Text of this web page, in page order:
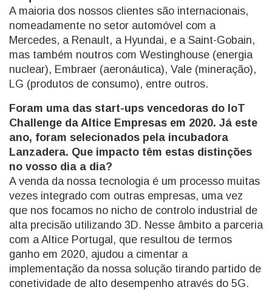
A maioria dos nossos clientes são internacionais,
nomeadamente no setor automóvel com a
Mercedes, a Renault, a Hyundai, e a Saint-Gobain,
mas também noutros com Westinghouse (energia
nuclear), Embraer (aeronáutica), Vale (mineração),
LG (produtos de consumo), entre outros.
Foram uma das start-ups vencedoras do IoT
Challenge da Altice Empresas em 2020. Já este
ano, foram selecionados pela incubadora
Lanzadera. Que impacto têm estas distinções
no vosso dia a dia?
A venda da nossa tecnologia é um processo muitas
vezes integrado com outras empresas, uma vez
que nos focamos no nicho de controlo industrial de
alta precisão utilizando 3D. Nesse âmbito a parceria
com a Altice Portugal, que resultou de termos
ganho em 2020, ajudou a cimentar a
implementação da nossa solução tirando partido de
conetividade de alto desempenho através do 5G.